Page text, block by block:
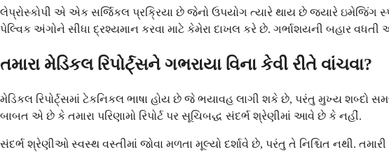
લેપ્રોસ્કોપી એ એક સર્જિકલ પ્રક્રિયા છે જેનો ઉપયોગ ત્યારે થાય છે જ્યારે ઇમેજિંગ
પેલ્વિક અંગોને સીધા દ્રશ્યમાન કરવા માટે કેમેરા દાખલ કરે છે. ગર્ભાશયની બહાર
તમારા મેડિકલ રિપોર્ટ્સને ગભરાયા વિના કેવી રીતે વાંચવા?
મેડિકલ રિપોર્ટ્સમાં ટેકનિકલ ભાષા હોય છે જે ભયાવહ લાગી શકે છે, પરંતુ મુખ્ય
બાબત એ છે કે તમારા પરિણામો રિપોર્ટ પર સૂચિબદ્ધ સંદર્ભ શ્રેણીમાં આવે છે કે નહીં.
સંદર્ભ શ્રેણીઓ સ્વસ્થ વસ્તીમાં જોવા મળતા મૂલ્યો દર્શાવે છે, પરંતુ તે નિશ્ચિત નથી.